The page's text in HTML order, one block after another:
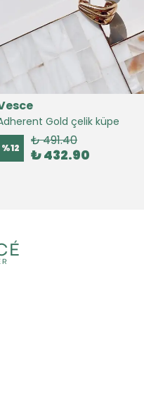
Gold çelik küpe
%12 ₺ 491.40
₺ 432.90